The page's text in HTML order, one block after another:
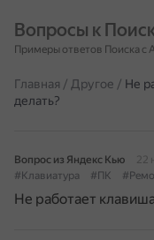
Вопросы к
Примеры ответов Поиска с
Главная / Другое / Не
делать?
Вопрос из Яндекс Кью
22
#Клавиатура
#ПК
Не работает